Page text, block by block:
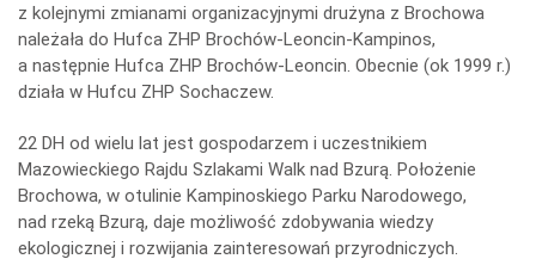
z kolejnymi zmianami organizacyjnymi drużyna z Brochowa
należała do Hufca ZHP Brochów-Leoncin-Kampinos,
a następnie Hufca ZHP Brochów-Leoncin. Obecnie (ok 1999 r.)
działa w Hufcu ZHP Sochaczew.
22 DH od wielu lat jest gospodarzem i uczestnikiem
Mazowieckiego Rajdu Szlakami Walk nad Bzurą. Położenie
Brochowa, w otulinie Kampinoskiego Parku Narodowego,
nad rzeką Bzurą, daje możliwość zdobywania wiedzy
ekologicznej i rozwijania zainteresowań przyrodniczych.